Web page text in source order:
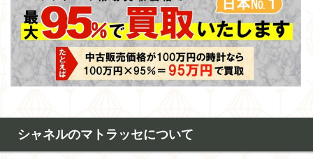
シャネルのマトラッセについて